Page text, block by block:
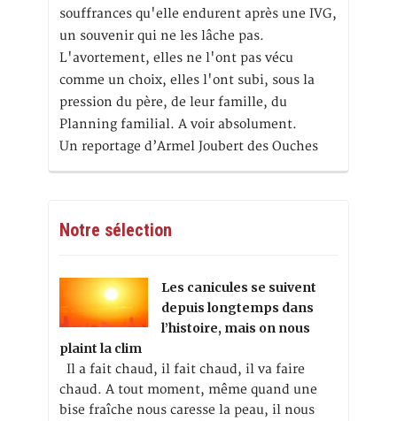
souffrances qu'elle endurent après une IVG,
un souvenir qui ne les lâche pas.
L'avortement, elles ne l'ont pas vécu
comme un choix, elles l'ont subi, sous la
pression du père, de leur famille, du
Planning familial. A voir absolument.
Un reportage d’Armel Joubert des Ouches
Notre sélection
Les canicules se suivent
depuis longtemps dans
l’histoire, mais on nous
plaint la clim
Il a fait chaud, il fait chaud, il va faire
chaud. A tout moment, même quand une
bise fraîche nous caresse la peau, il nous